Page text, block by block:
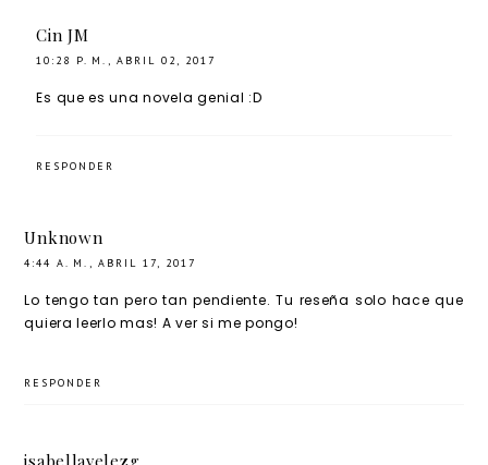
Cin JM
10:28 P. M., ABRIL 02, 2017
Es que es una novela genial :D
RESPONDER
Unknown
4:44 A. M., ABRIL 17, 2017
Lo tengo tan pero tan pendiente. Tu reseña solo hace que
quiera leerlo mas! A ver si me pongo!
RESPONDER
isabellavelezg